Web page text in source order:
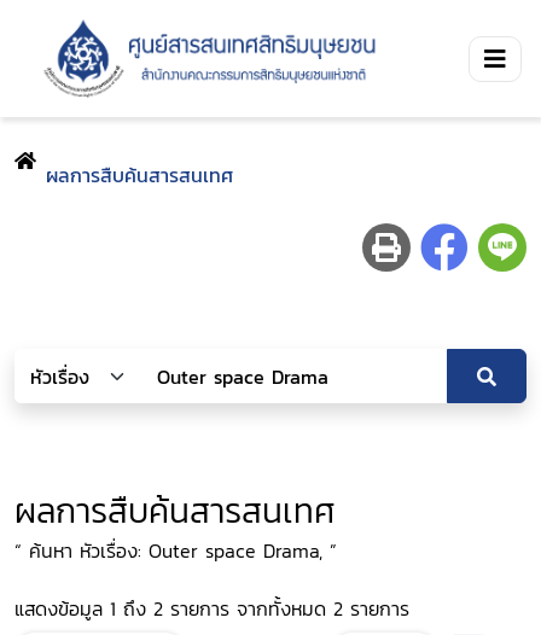
ผลการสืบค้นสารสนเทศ
ผลการสืบค้นสารสนเทศ
“ ค้นหา หัวเรื่อง: Outer space Drama, ”
แสดงข้อมูล 1 ถึง 2 รายการ จากทั้งหมด 2 รายการ